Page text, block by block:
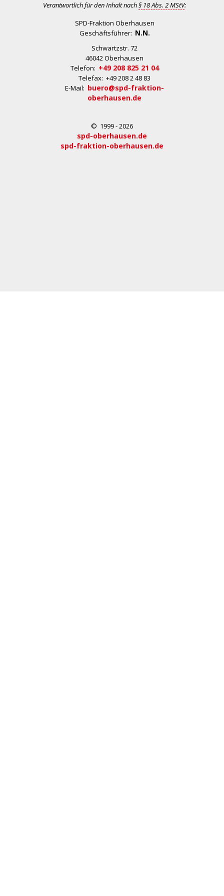
Verantwortlich für den Inhalt nach§ 18 Abs. 2 MStV:
SPD-Fraktion Oberhausen
Geschäftsführer: N.N.
Schwartzstr. 72
46042 Oberhausen
Telefon: +49 208 825 21 04
Telefax: +49 208 2 48 83
E-Mail: buero@spd-fraktion-
oberhausen.de
© 1999 - 2026
spd-oberhausen.de
spd-fraktion-oberhausen.de